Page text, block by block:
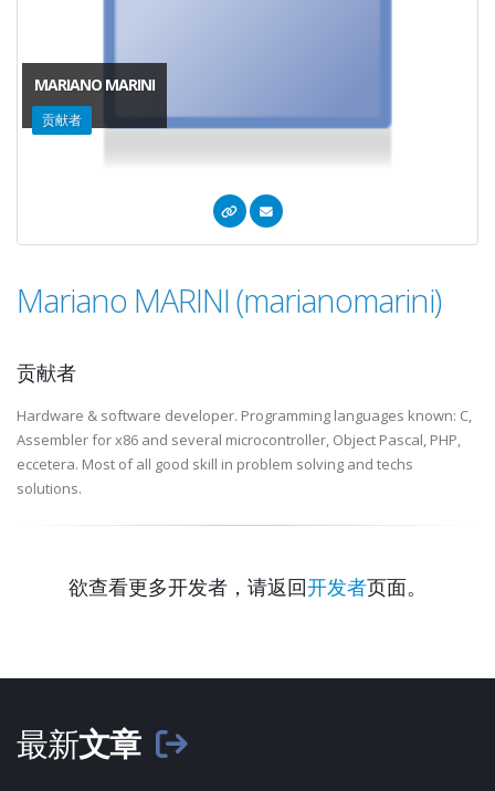
MARIANO MARINI
贡献者
Mariano MARINI (marianomarini)
贡献者
Hardware & software developer. Programming languages known: C,
Assembler for x86 and several microcontroller, Object Pascal, PHP,
eccetera. Most of all good skill in problem solving and techs
solutions.
欲查看更多开发者，请返回开发者页面。
最新文章